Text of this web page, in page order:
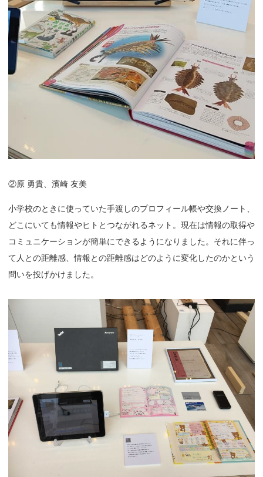
②原 勇貴、濱崎 友美
小学校のときに使っていた手渡しのプロフィール帳や交換ノート、
どこにいても情報やヒトとつながれるネット。現在は情報の取得や
コミュニケーションが簡単にできるようになりました。それに伴っ
て人との距離感、情報との距離感はどのように変化したのかという
問いを投げかけました。